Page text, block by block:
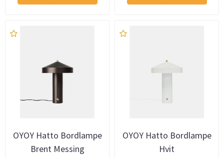
OYOY Hatto Bordlampe
Brent Messing
OYOY Hatto Bordlampe
Hvit